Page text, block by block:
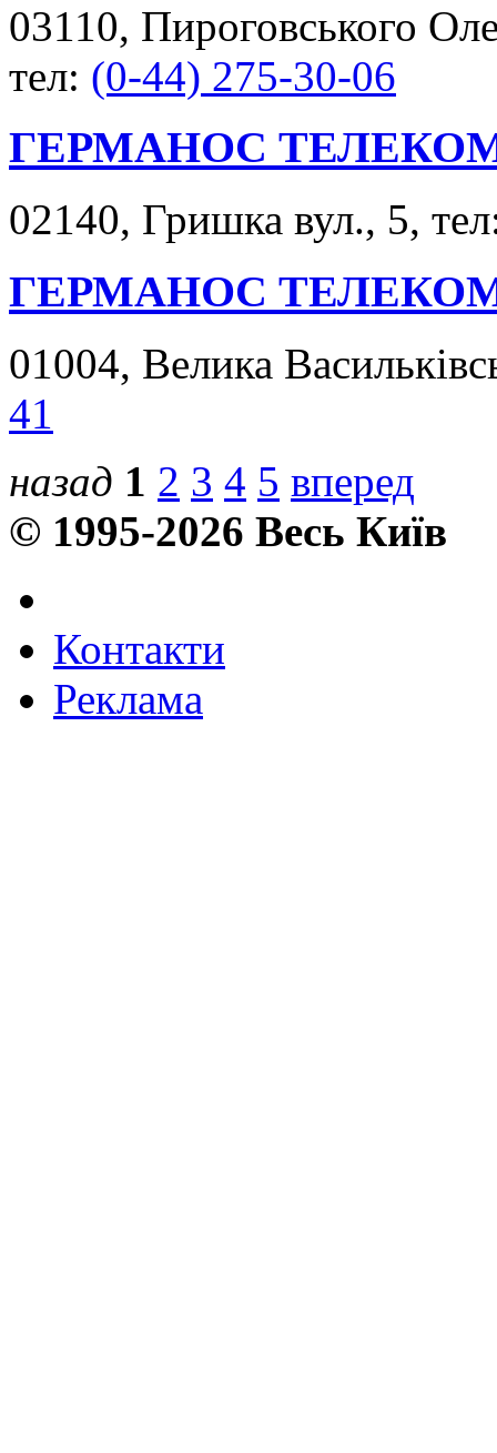
03110, Пироговського
тел: (0-44) 275-30-06
ГЕРМАНОС ТЕЛЕКОМ
02140, Гришка вул., 5,
ГЕРМАНОС ТЕЛЕКОМ
01004, Велика
41
назад 1 2 3 4 5 вперед
© 1995-2026 Весь Київ
Контакти
Реклама